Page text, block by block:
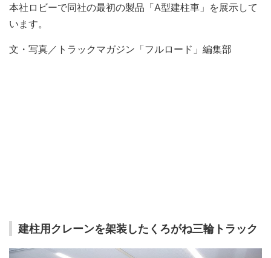
本社ロビーで同社の最初の製品「A型建柱車」を展示して
います。
文・写真／トラックマガジン「フルロード」編集部
建柱用クレーンを架装したくろがね三輪トラック